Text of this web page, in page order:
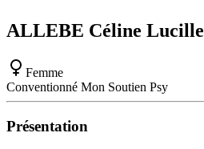
ALLEBE Céline Lucille
Femme
Conventionné Mon Soutien Psy
Présentation